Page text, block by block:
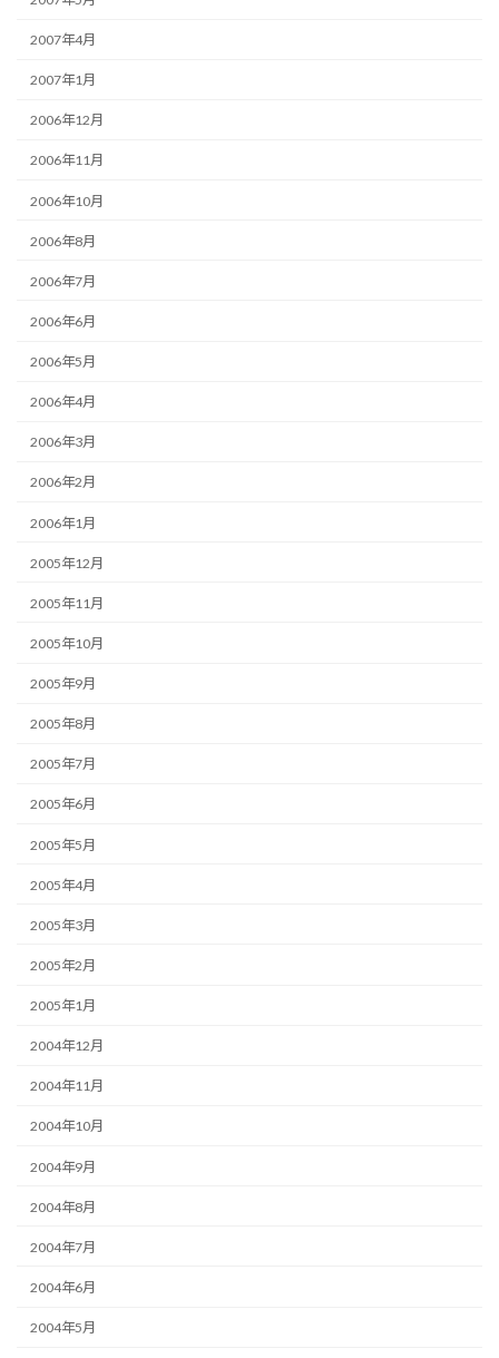
2007年4月
2007年1月
2006年12月
2006年11月
2006年10月
2006年8月
2006年7月
2006年6月
2006年5月
2006年4月
2006年3月
2006年2月
2006年1月
2005年12月
2005年11月
2005年10月
2005年9月
2005年8月
2005年7月
2005年6月
2005年5月
2005年4月
2005年3月
2005年2月
2005年1月
2004年12月
2004年11月
2004年10月
2004年9月
2004年8月
2004年7月
2004年6月
2004年5月